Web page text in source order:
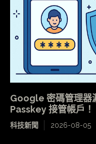
Google 密碼管理
Passkey 接管帳戶！
科技新聞 2026-08-05